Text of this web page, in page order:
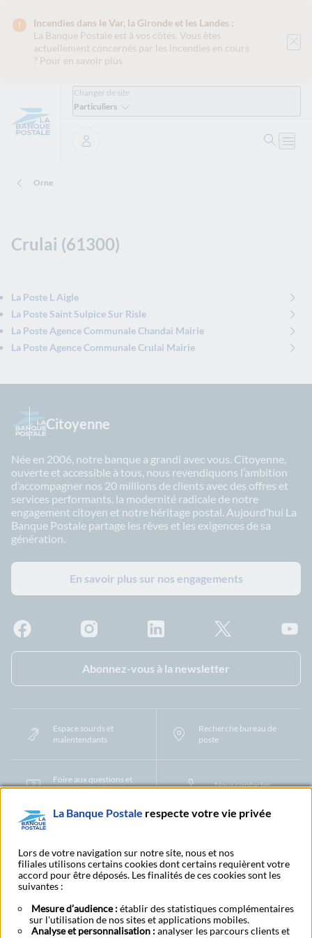
Incendies dans le Var, la Gironde et les Landes :
La Banque Postale est à vos côtés. Vous êtes
actuellement concernés par les incendies en cours
? Pour en savoir plus
Changer de site
Particuliers
Se connecter
Orne
Crulai (61300)
La Poste L Aigle
La Poste Saint Sulpice Sur Risle
La Poste Agence Communale Chandai Mairie
La Poste Agence Communale Crulai Mairie
Citoyenne
Née en 2006, notre banque a grandi avec vous. Citoyenne,
ouverte et accessible à tous, nous revendiquons l’ambition
d’accompagner nos 20 millions de clients avec des offres et
services performants, la modernité radicale de notre
engagement citoyen et notre héritage postal. Aujourd’hui La
Banque Postale partage les rêves et les exigences de sa
génération.
En savoir plus sur nos engagements
Abonnez-vous à la newsletter
Espace sourds et
malentendants
Recherche bureau de
poste
Foire aux questions et
centre d'aide
Nous contacter
Protection des Données à Caractère PersonnelFiliales et partenaires
CookiesGestion des cookiesActualiser vos informations
Contestation et réclamation Coordonnées Centres Financiers
Alertes fraudes et points de vigilance Actualités réglementaires CGU
Aide navigateur et systèmes d'exploitation
Vider le cache de votre navigateurLexique Aide et accessibilité
La Banque Postale respecte votre vie privée
Lors de votre navigation sur notre site, nous et nos
filiales utilisons certains cookies dont certains requièrent votre
accord pour être déposés. Les finalités de ces cookies sont les
suivantes :
Mesure d’audience :établir des statistiques complémentaires
sur l'utilisation de nos sites et applications mobiles.
Analyse et personnalisation :analyser les parcours clients et